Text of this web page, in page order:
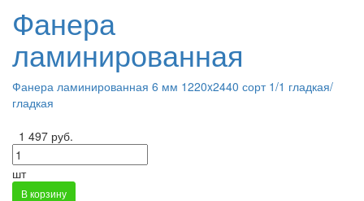
Фанера
ламинированная
Фанера ламинированная 6 мм 1220x2440 сорт 1/1 гладкая/
гладкая
1 497 руб.
шт
В корзину